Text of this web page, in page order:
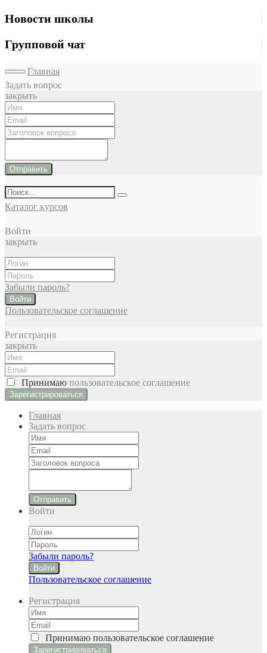
Новости школы
Групповой чат
Главная
Задать вопрос
закрыть
Отправить
Каталог курсов
Войти
закрыть
Забыли пароль?
Войти
Пользовательское соглашение
Регистрация
закрыть
Принимаю пользовательское соглашение
Главная
Задать вопрос
Отправить
Войти
Забыли пароль?
Войти
Пользовательское соглашение
Регистрация
Принимаю пользовательское соглашение